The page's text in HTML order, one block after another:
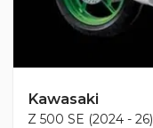
Kawasaki
Z 500 SE (2024 - 26)